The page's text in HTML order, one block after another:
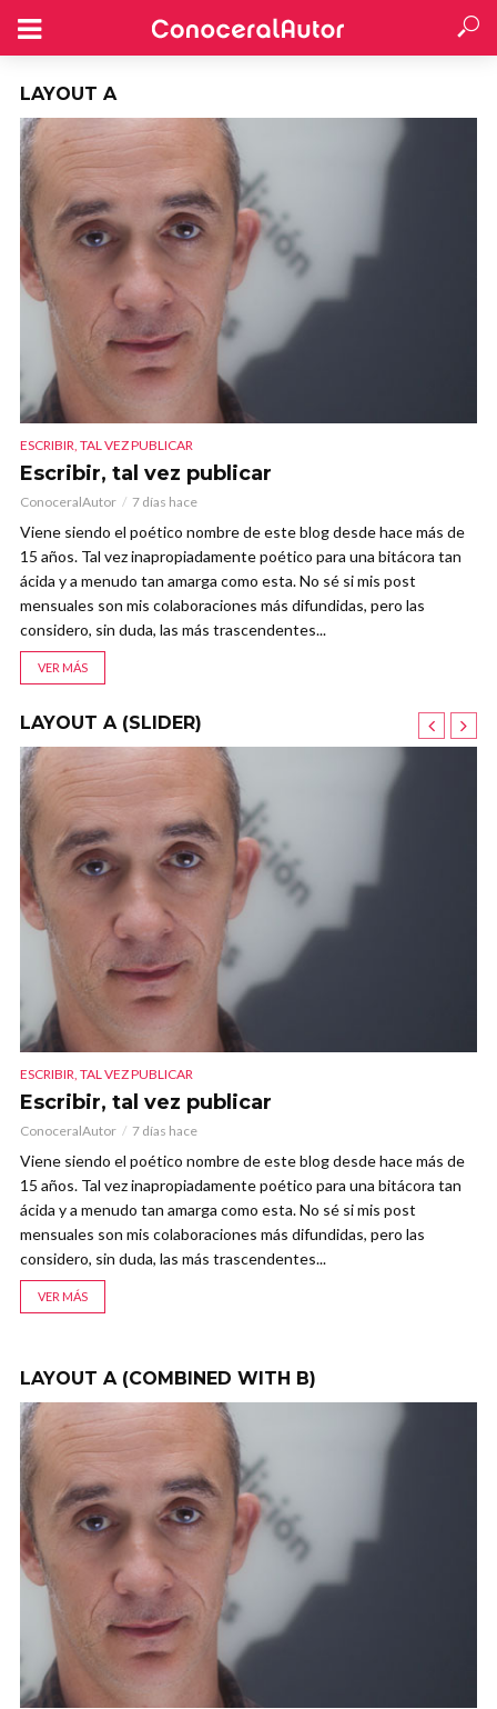
LAYOUT A
ESCRIBIR, TAL VEZ PUBLICAR
Escribir, tal vez publicar
ConoceralAutor 7 días hace
Viene siendo el poético nombre de este blog desde hace más de
15 años. Tal vez inapropiadamente poético para una bitácora tan
ácida y a menudo tan amarga como esta. No sé si mis post
mensuales son mis colaboraciones más difundidas, pero las
considero, sin duda, las más trascendentes...
VER MÁS
LAYOUT A (SLIDER)
ESCRIBIR, TAL VEZ PUBLICAR
Escribir, tal vez publicar
ConoceralAutor 7 días hace
Viene siendo el poético nombre de este blog desde hace más de
15 años. Tal vez inapropiadamente poético para una bitácora tan
ácida y a menudo tan amarga como esta. No sé si mis post
mensuales son mis colaboraciones más difundidas, pero las
considero, sin duda, las más trascendentes...
VER MÁS
LAYOUT A (COMBINED WITH B)